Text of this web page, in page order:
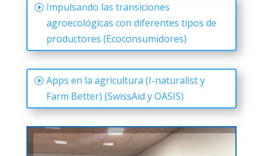
Impulsando las transiciones
agroecológicas con diferentes tipos de
productores (Ecoconsumidores)
Apps en la agricultura (I-naturalist y
Farm Better) (SwissAid y OASIS)